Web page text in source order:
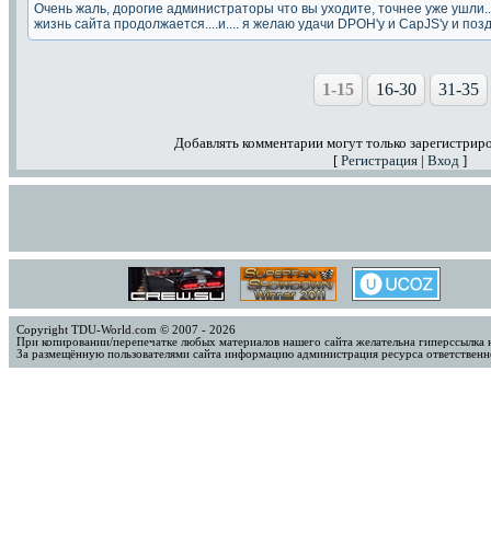
Очень жаль, дорогие администраторы что вы уходите, точнее уже
жизнь сайта продолжается....и.... я желаю удачи DPOH'y и CapJS'y и
1-15 16-30 31-35
Добавлять комментарии могут только
[ Регистрация | Вход ]
Copyright TDU-World.com © 2007 - 2026
При копировании/перепечатке любых материалов нашего сайта желательна
За размещённую пользователями сайта информацию администрация ресурса